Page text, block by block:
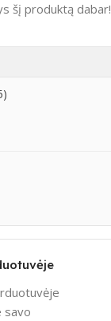
šį produktą dabar!
savo